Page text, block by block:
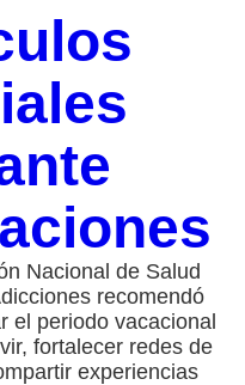
Nacional de Salud
recomendó
el periodo vacacional
fortalecer redes de
experiencias